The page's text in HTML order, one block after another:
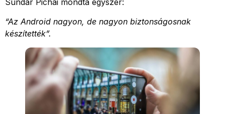
Sundar Pichai mondta egyszer:
“Az Android nagyon, de nagyon biztonságosnak
készítették”.